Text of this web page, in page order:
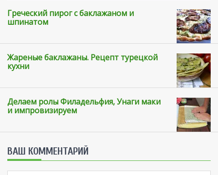
Греческий пирог с баклажаном и
шпинатом
Жареные баклажаны. Рецепт турецкой
кухни
Делаем ролы Филадельфия, Унаги маки
и импровизируем
ВАШ КОММЕНТАРИЙ